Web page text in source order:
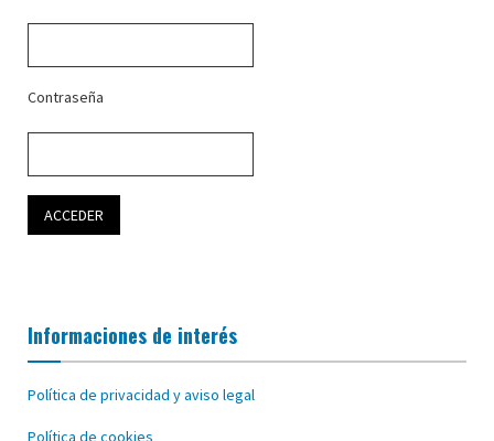
Contraseña
Informaciones de interés
Política de privacidad y aviso legal